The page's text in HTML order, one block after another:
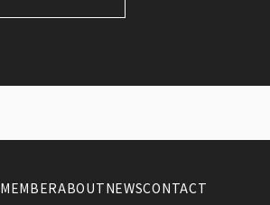
MEMBERABOUTNEWSCONTACT